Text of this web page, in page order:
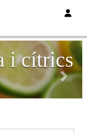
i cítrics